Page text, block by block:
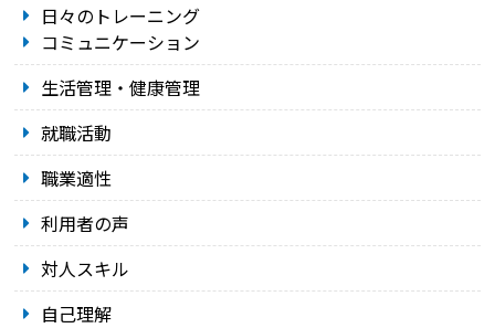
日々のトレーニング
コミュニケーション
生活管理・健康管理
就職活動
職業適性
利用者の声
対人スキル
自己理解